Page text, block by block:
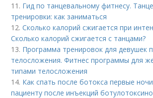
11. Гид по танцевальному фитнесу.
тренировки: как заниматься
12.Сколько калорий сжигается при
Сколько калорий сжигается с танцами?
13. Программа тренировок для девушек
телосложения. Фитнес программы для
типами телосложения
14. Как спать после ботокса первые
пациенту после инъекций